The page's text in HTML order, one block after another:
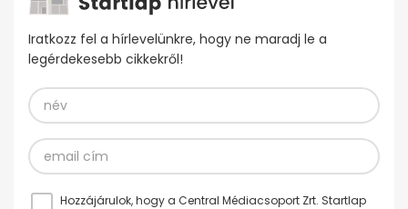
Iratkozz fel a hírlevelünkre, hogy ne maradj le a
legérdekesebb cikkekről!
Hozzájárulok, hogy a Central Médiacsoport Zrt. Startlap